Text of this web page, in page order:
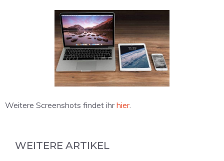
Weitere Screenshots findet ihrhier.
WEITERE ARTIKEL